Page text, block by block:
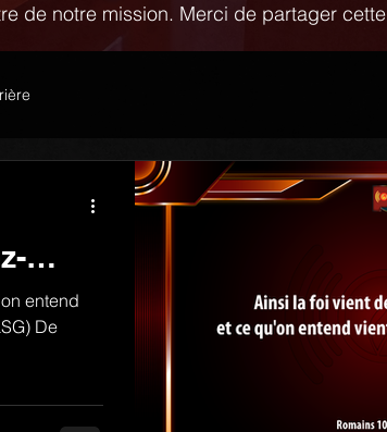
de notre mission. Merci de partager
entend
De